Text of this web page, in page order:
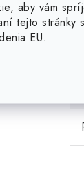
aby vám
tejto stránky
EU.